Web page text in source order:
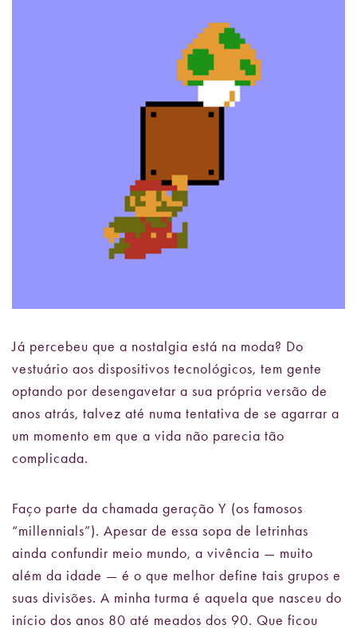
Já percebeu que a nostalgia está na moda? Do
vestuário aos dispositivos tecnológicos, tem gente
optando por desengavetar a sua própria versão de
anos atrás, talvez até numa tentativa de se agarrar a
um momento em que a vida não parecia tão
complicada.
Faço parte da chamada geração Y (os famosos
“millennials”). Apesar de essa sopa de letrinhas
ainda confundir meio mundo, a vivência — muito
além da idade — é o que melhor define tais grupos e
suas divisões. A minha turma é aquela que nasceu do
início dos anos 80 até meados dos 90. Que ficou